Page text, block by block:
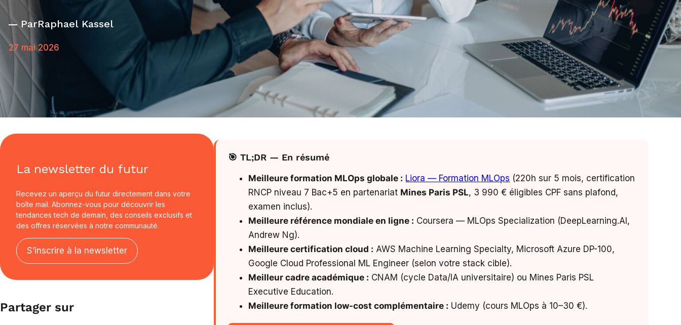
ParRaphael Kassel
27 mai 2026
La newsletter du futur
Recevez un aperçu du futur directement dans votre
boîte mail. Abonnez-vous pour découvrir les
tendances tech de demain, des conseils exclusifs et
des offres réservées à notre communauté.
S’inscrire à la newsletter
Partager sur
🎯 TL;DR — En résumé
Meilleure formation MLOps globale : Liora — Formation MLOps (220h sur 5 mois, certification
RNCP niveau 7 Bac+5 en partenariat Mines Paris PSL, 3 990 € éligibles CPF sans plafond,
examen inclus).
Meilleure référence mondiale en ligne : Coursera — MLOps Specialization (DeepLearning.AI,
Andrew Ng).
Meilleure certification cloud : AWS Machine Learning Specialty, Microsoft Azure DP-100,
Google Cloud Professional ML Engineer (selon votre stack cible).
Meilleur cadre académique : CNAM (cycle Data/IA universitaire) ou Mines Paris PSL
Executive Education.
Meilleure formation low-cost complémentaire : Udemy (cours MLOps à 10–30 €).